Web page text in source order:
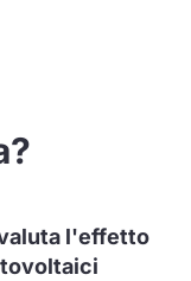
l'effetto